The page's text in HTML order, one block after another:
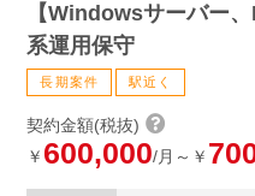
【Windowsサーバー
系運用保守
長期案件 駅近く
契約金額(税抜)
￥ 600,000/月～￥